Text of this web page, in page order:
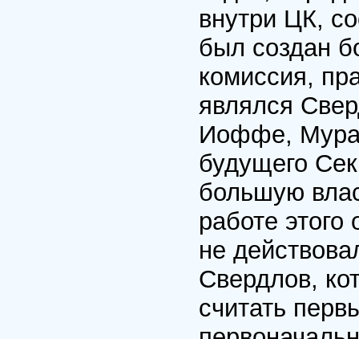
внутри ЦК,
был создан
комиссия,
являлся
Иоффе,
будущего
большую
работе
не
Свердлов,
считать